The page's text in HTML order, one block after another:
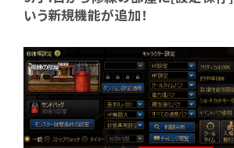
いう新規機能が追加！